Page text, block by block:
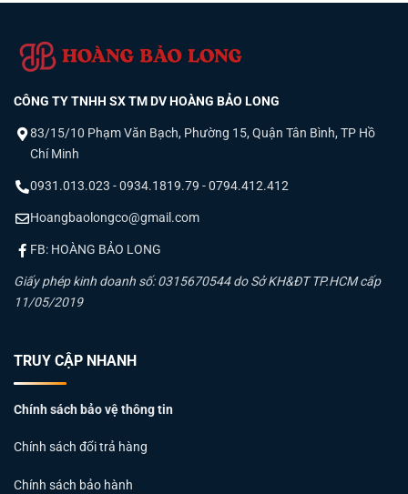
Đèn LED dây Paragon
Tại sao LED dây Paragon là lựa chọn số 1 cho
Khác với các loại led trôi nổi, LED dây Paragon sử dụng
Chip LED Bridgelux (Mỹ) hoặc Epistar (Đài Loan)
độ bền vượt trội.
Chỉ số hoàn màu (CRI):
thực, tôn lên vẻ đẹp nội thất.
CÔNG TY TNHH SX TM DV HOÀNG BẢO LONG
83/15/10 Phạm Văn Bạch, Phường 15, Quận Tân Bình, TP Hồ
Chí Minh
0931.013.023 - 0934.1819.79 - 0794.412.412
Hoangbaolongco@gmail.com
FB: HOÀNG BẢO LONG
Giấy phép kinh doanh số: 0315670544 do Sở KH&ĐT TP.HCM cấp
11/05/2019
TRUY CẬP NHANH
Chính sách bảo vệ thông tin
Chính sách đổi trả hàng
Chính sách bảo hành